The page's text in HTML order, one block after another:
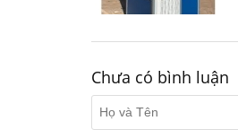
Chưa có bình luận